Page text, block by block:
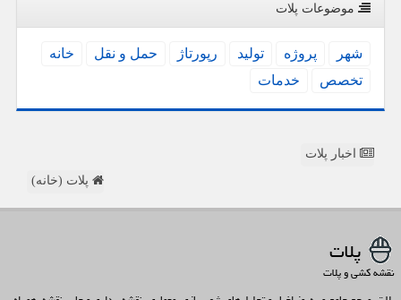
موضوعات پلات
شهر پروژه تولید رپورتاژ حمل و نقل
خانه
تخصص
خدمات
اخبار پلات
پلات (خانه)
پلات
نقشه کشی و پلات